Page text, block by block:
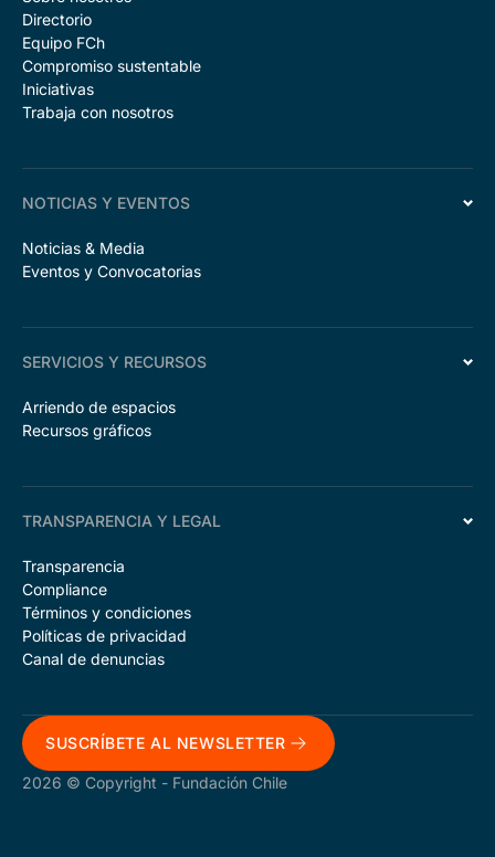
Directorio
Equipo FCh
Compromiso sustentable
Iniciativas
Trabaja con nosotros
NOTICIAS Y EVENTOS
Noticias & Media
Eventos y Convocatorias
SERVICIOS Y RECURSOS
Arriendo de espacios
Recursos gráficos
TRANSPARENCIA Y LEGAL
Transparencia
Compliance
Términos y condiciones
Políticas de privacidad
Canal de denuncias
SUSCRÍBETE AL NEWSLETTER
2026 © Copyright - Fundación Chile